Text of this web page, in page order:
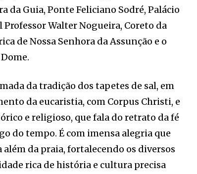
da Guia, Ponte Feliciano Sodré, Palácio
Walter Nogueira, Coreto da
de Nossa Senhora da Assunção e o
da tradição dos tapetes de sal, em
da eucaristia, com Corpus Christi, e
e religioso, que fala do retrato da fé
do tempo. É com imensa alegria que
da praia, fortalecendo os diversos
rica de história e cultura precisa